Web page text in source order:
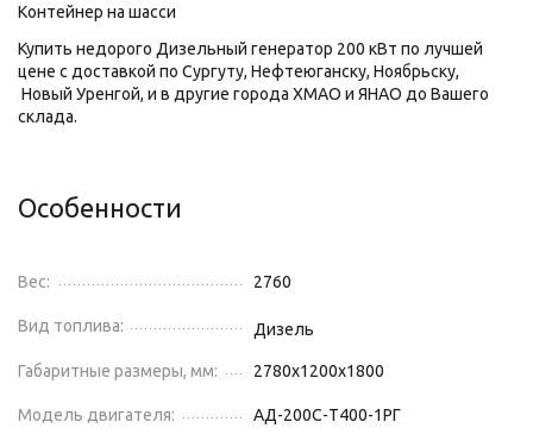
Контейнер на шасси
Купить недорого Дизельный генератор 200 кВт по лучшей
цене с доставкой по Сургуту, Нефтеюганску, Ноябрьску,
Новый Уренгой, и в другие города ХМАО и ЯНАО до Вашего
склада.
Особенности
Вес: 2760
Вид топлива: Дизель
Габаритные размеры, мм: 2780х1200х1800
Модель двигателя: АД-200С-Т400-1РГ